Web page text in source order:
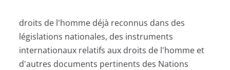
droits de l'homme déjà reconnus dans des
législations nationales, des instruments
internationaux relatifs aux droits de l'homme et
d'autres documents pertinents des Nations